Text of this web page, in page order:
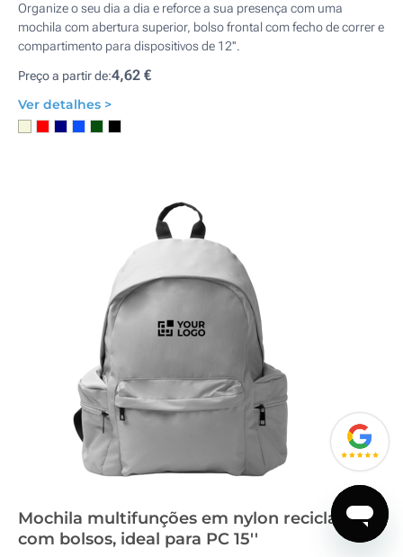
Organize o seu dia a dia e reforce a sua presença com uma
mochila com abertura superior, bolso frontal com fecho de correr e
compartimento para dispositivos de 12''.
Preço a partir de:4,62 €
Ver detalhes >
Mochila multifunções em nylon reciclado
com bolsos, ideal para PC 15''